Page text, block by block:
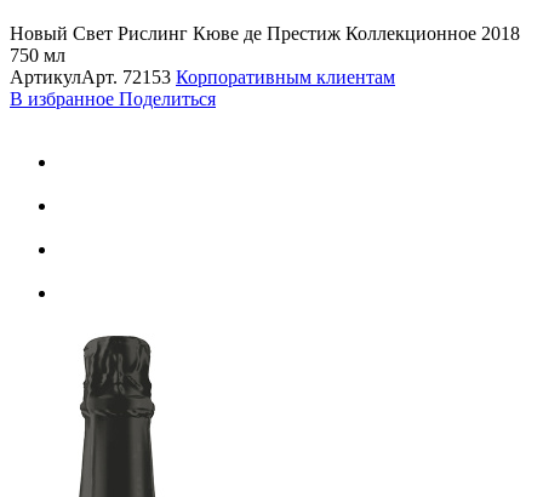
Новый Свет Рислинг Кюве де Престиж Коллекционное 2018
750 мл
АртикулАрт. 72153 Корпоративным клиентам
В избранное Поделиться